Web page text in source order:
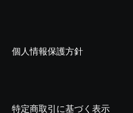
個人情報保護方針
特定商取引に基づく表示